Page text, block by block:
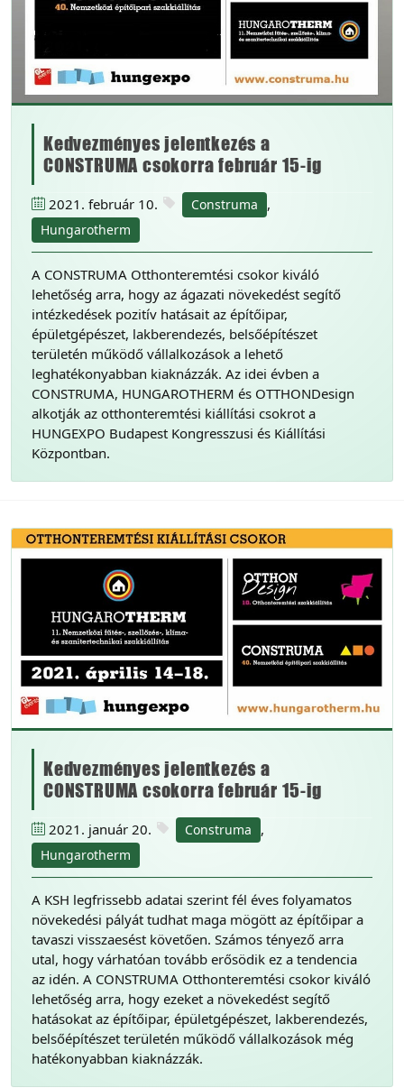
Kedvezményes jelentkezés a
CONSTRUMA csokorra február 15-ig
2021. február 10. Construma ,
Hungarotherm
A CONSTRUMA Otthonteremtési csokor kiváló
lehetőség arra, hogy az ágazati növekedést segítő
intézkedések pozitív hatásait az építőipar,
épületgépészet, lakberendezés, belsőépítészet
területén működő vállalkozások a lehető
leghatékonyabban kiaknázzák. Az idei évben a
CONSTRUMA, HUNGAROTHERM és OTTHONDesign
alkotják az otthonteremtési kiállítási csokrot a
HUNGEXPO Budapest Kongresszusi és Kiállítási
Központban.
Kedvezményes jelentkezés a
CONSTRUMA csokorra február 15-ig
2021. január 20. Construma ,
Hungarotherm
A KSH legfrissebb adatai szerint fél éves folyamatos
növekedési pályát tudhat maga mögött az építőipar a
tavaszi visszaesést követően. Számos tényező arra
utal, hogy várhatóan tovább erősödik ez a tendencia
az idén. A CONSTRUMA Otthonteremtési csokor kiváló
lehetőség arra, hogy ezeket a növekedést segítő
hatásokat az építőipar, épületgépészet, lakberendezés,
belsőépítészet területén működő vállalkozások még
hatékonyabban kiaknázzák.